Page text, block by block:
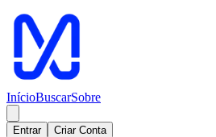
InícioBuscarSobre
Entrar Criar Conta